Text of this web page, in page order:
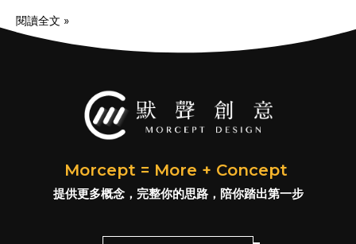
閱讀全文 »
Morcept = More + Concept
提供更多概念，完整你的思路，陪你踏出第一步